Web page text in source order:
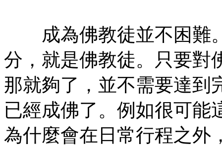
成為佛教徒並不困難
分，就是佛教徒。只要對
那就夠了，並不需要達到
已經成佛了。例如很可能
為什麼會在日常行程之外